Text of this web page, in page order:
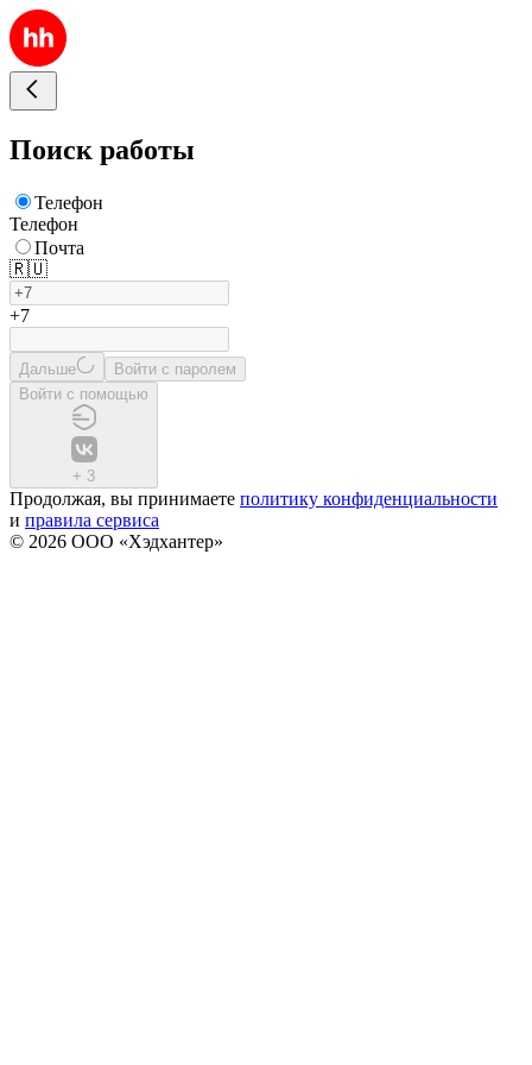
Поиск работы
Телефон
Телефон
Почта
🇷🇺
+7
Дальше
Войти с паролем
Войти с помощью
+ 3
Продолжая, вы принимаете политику конфиденциальности
и правила сервиса
© 2026 ООО «Хэдхантер»